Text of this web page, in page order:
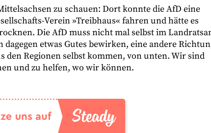
zu schauen: Dort konnte die AfD eine
Verein »Treibhaus« fahren und hätte es
Die AfD muss nicht mal selbst im
etwas Gutes bewirken, eine andere
den Regionen selbst kommen, von unten. Wir sind
und zu helfen, wo wir können.